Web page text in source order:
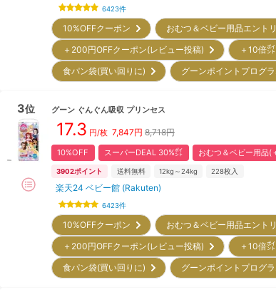
6423件
10%OFFクーポン おむつ＆ベビー用品エン
＋200円OFFクーポン(レビュー投稿)
＋10倍
食パン袋(買い回りに)
グーンポイントプログ
3位 グーン ぐんぐん吸収 プリンセス
17.3 円/枚 7,847円 8,718円
10%OFF スーパーDEAL 30%㌽ おむつ＆ベビー用品(
3902ポイント 送料無料 12kg～24kg 228枚入
楽天24 ベビー館 (Rakuten)
6423件
10%OFFクーポン おむつ＆ベビー用品エン
＋200円OFFクーポン(レビュー投稿)
＋10倍
食パン袋(買い回りに)
グーンポイントプログ